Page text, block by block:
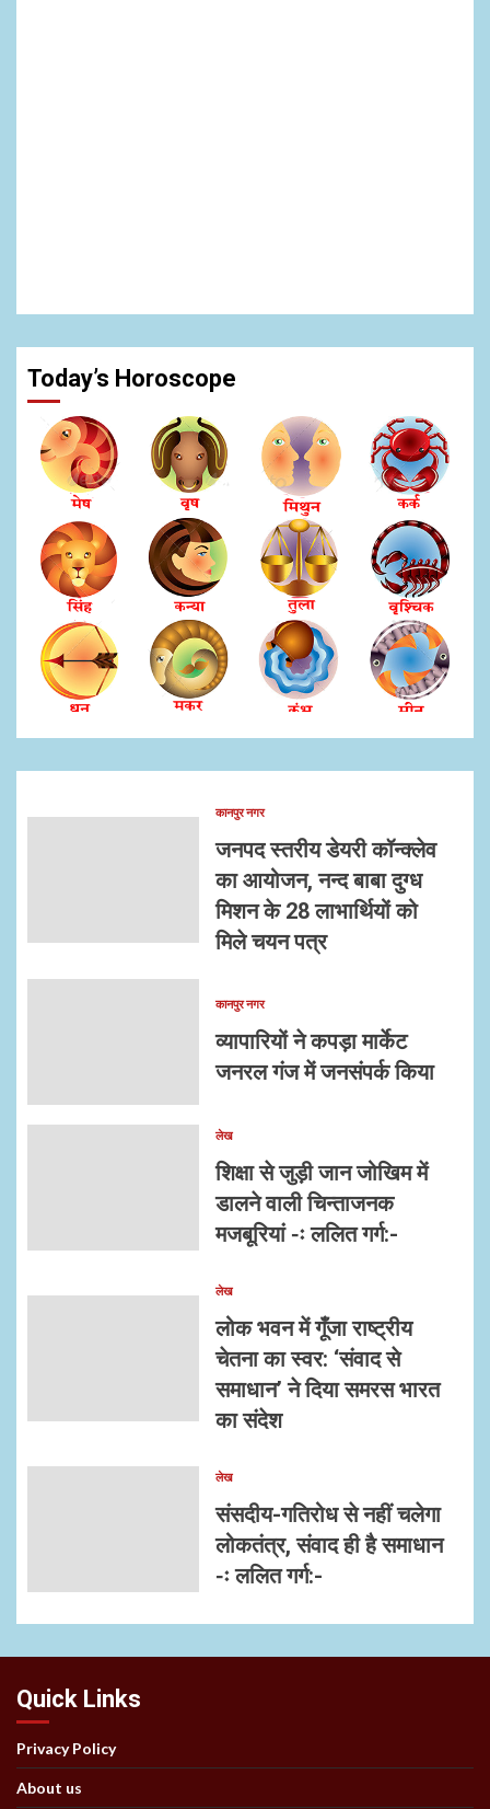
Today’s Horoscope
कानपुर नगर
जनपद स्तरीय डेयरी कॉन्क्लेव
का आयोजन, नन्द बाबा दुग्ध
मिशन के 28 लाभार्थियों को
मिले चयन पत्र
कानपुर नगर
व्यापारियों ने कपड़ा मार्केट
जनरल गंज में जनसंपर्क किया
लेख
शिक्षा से जुड़ी जान जोखिम में
डालने वाली चिन्ताजनक
मजबूरियां -ः ललित गर्ग:-
लेख
लोक भवन में गूँजा राष्ट्रीय
चेतना का स्वर: ‘संवाद से
समाधान’ ने दिया समरस भारत
का संदेश
लेख
संसदीय-गतिरोध से नहीं चलेगा
लोकतंत्र, संवाद ही है समाधान
-ः ललित गर्ग:-
Quick Links
Privacy Policy
About us